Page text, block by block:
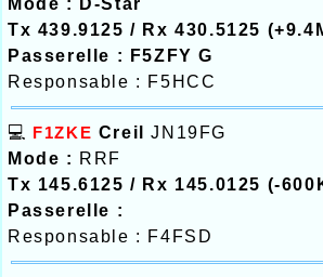
Mode : D-Star
Tx 439.9125 / Rx 430.5125
Passerelle : F5ZFY G
Responsable : F5HCC
💻 F1ZKE CreilJN19FG
Mode : RRF
Tx 145.6125 / Rx 145.0125 (-
Passerelle :
Responsable : F4FSD